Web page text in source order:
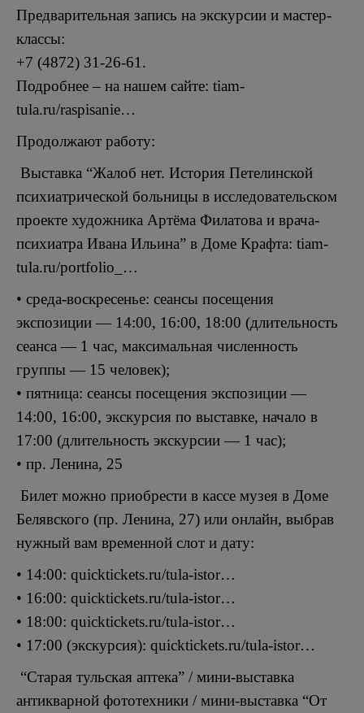
Предварительная запись на экскурсии и мастер-
классы:
+7 (4872) 31-26-61.
Подробнее – на нашем сайте: tiam-
tula.ru/raspisanie…
Продолжают работу:
Выставка “Жалоб нет. История Петелинской
психиатрической больницы в исследовательском
проекте художника Артёма Филатова и врача-
психиатра Ивана Ильина” в Доме Крафта: tiam-
tula.ru/portfolio_…
• среда-воскресенье: сеансы посещения
экспозиции — 14:00, 16:00, 18:00 (длительность
сеанса — 1 час, максимальная численность
группы — 15 человек);
• пятница: сеансы посещения экспозиции —
14:00, 16:00, экскурсия по выставке, начало в
17:00 (длительность экскурсии — 1 час);
• пр. Ленина, 25
Билет можно приобрести в кассе музея в Доме
Белявского (пр. Ленина, 27) или онлайн, выбрав
нужный вам временной слот и дату:
• 14:00: quicktickets.ru/tula-istor…
• 16:00: quicktickets.ru/tula-istor…
• 18:00: quicktickets.ru/tula-istor…
• 17:00 (экскурсия): quicktickets.ru/tula-istor…
“Старая тульская аптека” / мини-выставка
антикварной фототехники / мини-выставка “От